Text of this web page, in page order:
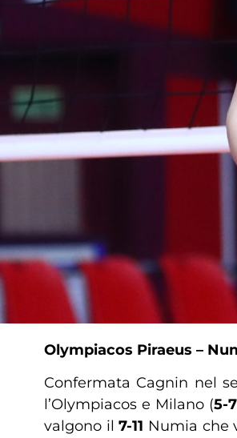
Olympiacos Piraeus –
Confermata Cagnin nel
l’Olympiacos e Milano (5-7
valgono il7-11 Numia che